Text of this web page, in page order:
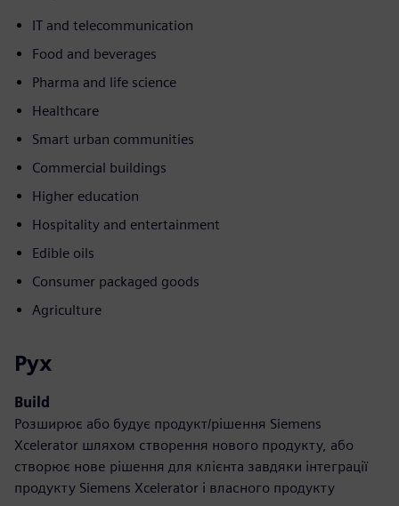
IT and telecommunication
Food and beverages
Pharma and life science
Healthcare
Smart urban communities
Commercial buildings
Higher education
Hospitality and entertainment
Edible oils
Consumer packaged goods
Agriculture
Рух
Build
Розширює або будує продукт/рішення Siemens
Xcelerator шляхом створення нового продукту, або
створює нове рішення для клієнта завдяки інтеграції
продукту Siemens Xcelerator і власного продукту